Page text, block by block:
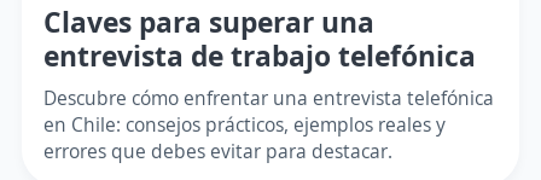
Claves para superar una
entrevista de trabajo telefónica
Descubre cómo enfrentar una entrevista telefónica
en Chile: consejos prácticos, ejemplos reales y
errores que debes evitar para destacar.